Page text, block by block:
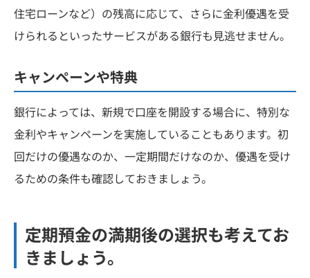
住宅ローンなど）の残高に応じて、さらに金利優遇を受
けられるといったサービスがある銀行も見逃せません。
キャンペーンや特典
銀行によっては、新規で口座を開設する場合に、特別な
金利やキャンペーンを実施していることもあります。初
回だけの優遇なのか、一定期間だけなのか、優遇を受け
るための条件も確認しておきましょう。
定期預金の満期後の選択も考えてお
きましょう。